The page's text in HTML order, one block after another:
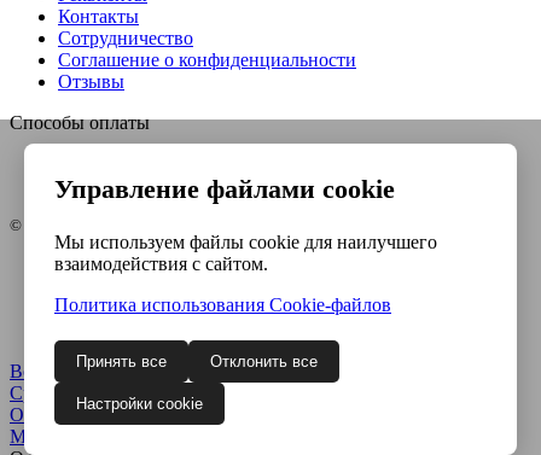
Управление файлами cookie
Мы используем файлы cookie для наилучшего
взаимодействия с сайтом.
Политика использования Сookie-файлов
Принять все Отклонить все
Настройки cookie
Контакты
Сотрудничество
Соглашение о конфиденциальности
Отзывы
Способы оплаты
© Интернет-магазин Евро-инструмент, 2026
Контакты
Политика конфиденциальности
Войти
Регистрация
Сравнение
Отложенные0
Моя корзина